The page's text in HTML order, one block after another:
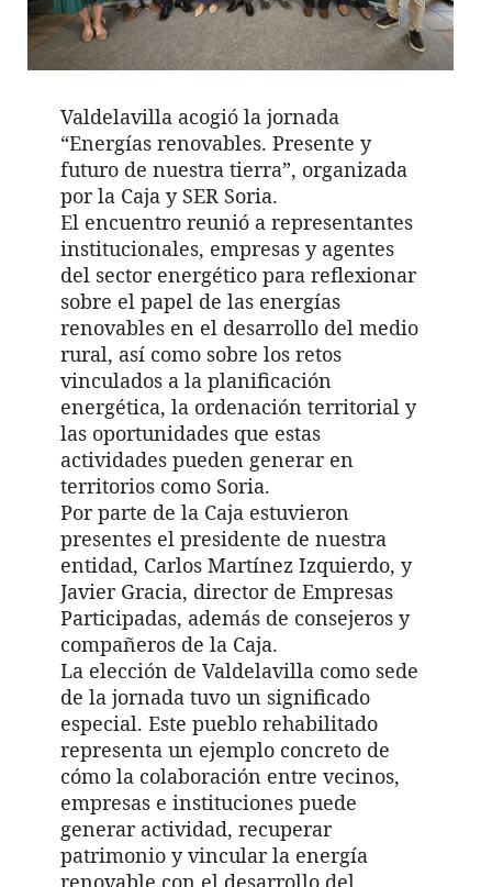
Valdelavilla acogió la jornada
“Energías renovables. Presente y
futuro de nuestra tierra”, organizada
por la Caja y SER Soria.
El encuentro reunió a representantes
institucionales, empresas y agentes
del sector energético para reflexionar
sobre el papel de las energías
renovables en el desarrollo del medio
rural, así como sobre los retos
vinculados a la planificación
energética, la ordenación territorial y
las oportunidades que estas
actividades pueden generar en
territorios como Soria.
Por parte de la Caja estuvieron
presentes el presidente de nuestra
entidad, Carlos Martínez Izquierdo, y
Javier Gracia, director de Empresas
Participadas, además de consejeros y
compañeros de la Caja.
La elección de Valdelavilla como sede
de la jornada tuvo un significado
especial. Este pueblo rehabilitado
representa un ejemplo concreto de
cómo la colaboración entre vecinos,
empresas e instituciones puede
generar actividad, recuperar
patrimonio y vincular la energía
renovable con el desarrollo del